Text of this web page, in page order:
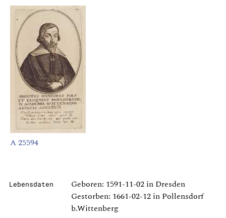
A 25594
Lebensdaten
Geboren: 1591-11-02 in Dresden
Gestorben: 1661-02-12 in Pollensdorf
b.Wittenberg